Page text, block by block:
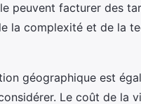
peuvent facturer des
la complexité et de la
géographique est
Le coût de la